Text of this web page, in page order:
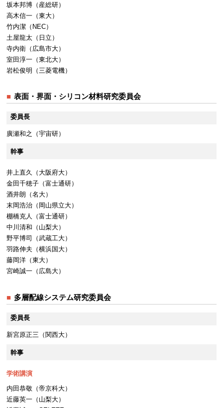
坂本邦博（産総研）
高木信一（東大）
竹内潔（NEC）
土屋龍太（日立）
寺内衛（広島市大）
室田淳一（東北大）
岩松俊明（三菱電機）
表面・界面・シリコン材料研究委員会
委員長
廣瀬和之（宇宙研）
幹事
井上直久（大阪府大）
金田千穂子（富士通研）
酒井朗（名大）
末岡浩治（岡山県立大）
棚橋克人（富士通研）
中川清和（山梨大）
野平博司（武蔵工大）
羽路伸夫（横浜国大）
藤岡洋（東大）
宮崎誠一（広島大）
多層配線システム研究委員会
委員長
新宮原正三（関西大）
幹事
学術講演
内田恭敬（帝京科大）
近藤英一（山梨大）